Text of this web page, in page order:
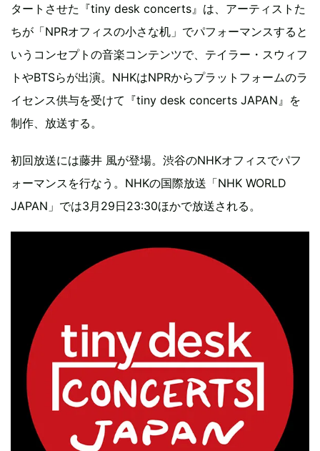
タートさせた『tiny desk concerts』は、アーティストた
ちが「NPRオフィスの小さな机」でパフォーマンスすると
いうコンセプトの音楽コンテンツで、テイラー・スウィフ
トやBTSらが出演。NHKはNPRからプラットフォームのラ
イセンス供与を受けて『tiny desk concerts JAPAN』を
制作、放送する。
初回放送には藤井 風が登場。渋谷のNHKオフィスでパフ
ォーマンスを行なう。NHKの国際放送「NHK WORLD
JAPAN」では3月29日23:30ほかで放送される。